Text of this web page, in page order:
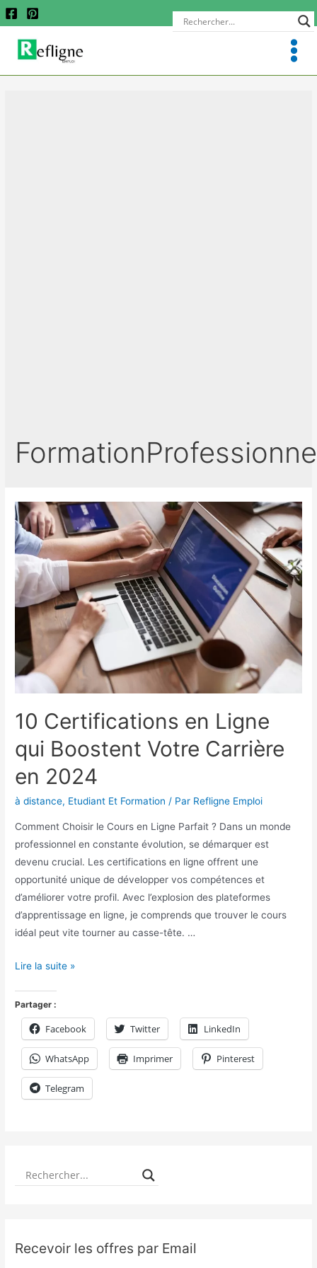
10 Certifications en Ligne
qui Boostent Votre Carrière
en 2024
à distance, Etudiant Et Formation / Par Refligne Emploi
Comment Choisir le Cours en Ligne Parfait ? Dans un monde
professionnel en constante évolution, se démarquer est
devenu crucial. Les certifications en ligne offrent une
opportunité unique de développer vos compétences et
d’améliorer votre profil. Avec l’explosion des plateformes
d’apprentissage en ligne, je comprends que trouver le cours
idéal peut vite tourner au casse-tête. …
Lire la suite »
Partager :
Facebook Twitter LinkedIn
WhatsApp Imprimer Pinterest
Telegram
Recevoir les offres par Email